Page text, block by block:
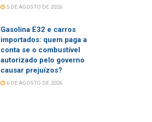
5 DE AGOSTO DE 2026
Gasolina E32 e carros
importados: quem paga a
conta se o combustível
autorizado pelo governo
causar prejuízos?
6 DE AGOSTO DE 2026